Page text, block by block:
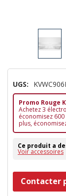
UGS:
Promo Rouge
Achetez 3
économisez
plus,
Ce produit a
Voir accessoires
Dépêchez-
vous!
Contacter